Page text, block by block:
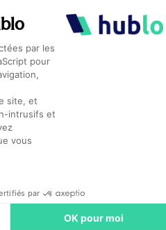
du Consentement
par les
pour
site, et
intrusifs et
vous
par
OK pour moi
consent
un maximum de vision sur
de Yasmine.
de s’assurer de respecter
elles.
temps